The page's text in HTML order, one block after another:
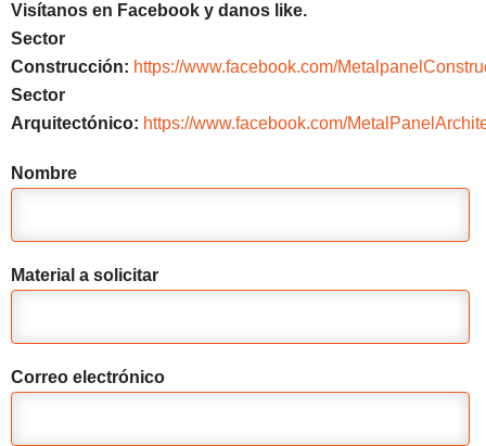
Visítanos en Facebook y danos like.
Sector
Construcción: https://www.facebook.com/
Sector
Arquitectónico: https://www.facebook.com/
Nombre
Material a solicitar
Correo electrónico